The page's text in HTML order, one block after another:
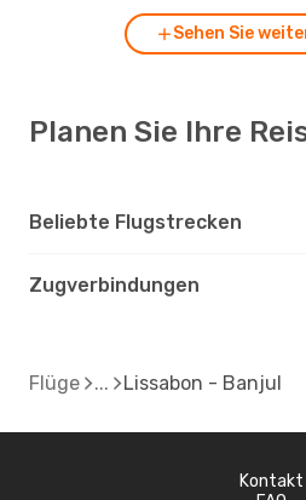
Sehen Sie
Planen Sie Ihre
Beliebte Flugstrecken
Zugverbindungen
Flüge Lissabon - Banjul
Kontakt